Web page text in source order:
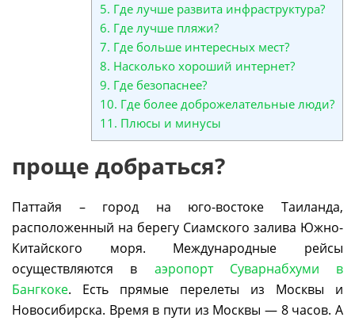
5. Где лучше развита инфраструктура?
6. Где лучше пляжи?
7. Где больше интересных мест?
8. Насколько хороший интернет?
9. Где безопаснее?
10. Где более доброжелательные люди?
11. Плюсы и минусы
проще добраться?
Паттайя – город на юго-востоке Таиланда,
расположенный на берегу Сиамского залива Южно-
Китайского моря. Международные рейсы
осуществляются в аэропорт Суварнабхуми в
Бангкоке. Есть прямые перелеты из Москвы и
Новосибирска. Время в пути из Москвы — 8 часов. А